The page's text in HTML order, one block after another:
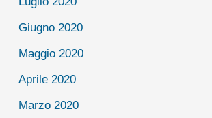
Giugno 2020
Maggio 2020
Aprile 2020
Marzo 2020